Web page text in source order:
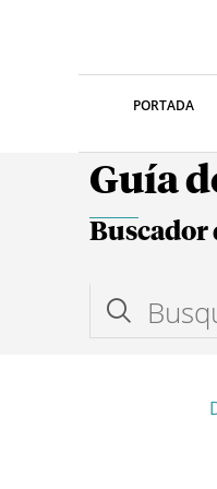
PORTADA
Guía
Buscador